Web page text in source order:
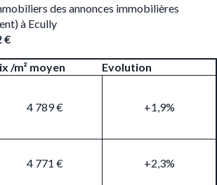
des annonces immobilières
à Ecully
€
/m² moyen
Evolution
4 789 € +1,9%
4 771 € +2,3%